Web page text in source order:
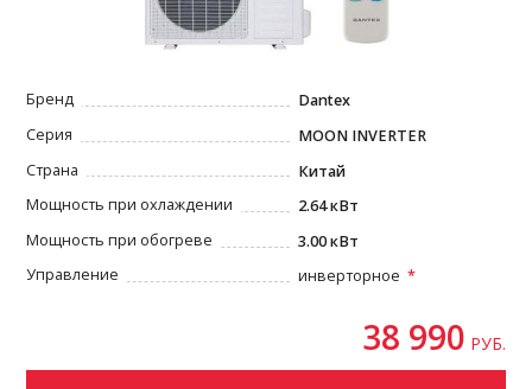
Бренд
Dantex
Серия
MOON INVERTER
Страна
Китай
Мощность при охлаждении
2.64 кВт
Мощность при обогреве
3.00 кВт
Управление
инверторное
38 990 РУБ.